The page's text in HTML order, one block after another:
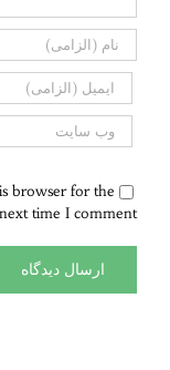
browser for the
next time I comment.